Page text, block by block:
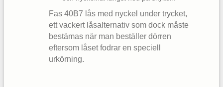
Fas 40B7 lås med nyckel under trycket,
ett vackert låsalternativ som dock måste
bestämas när man beställer dörren
eftersom låset fodrar en speciell
urkörning.